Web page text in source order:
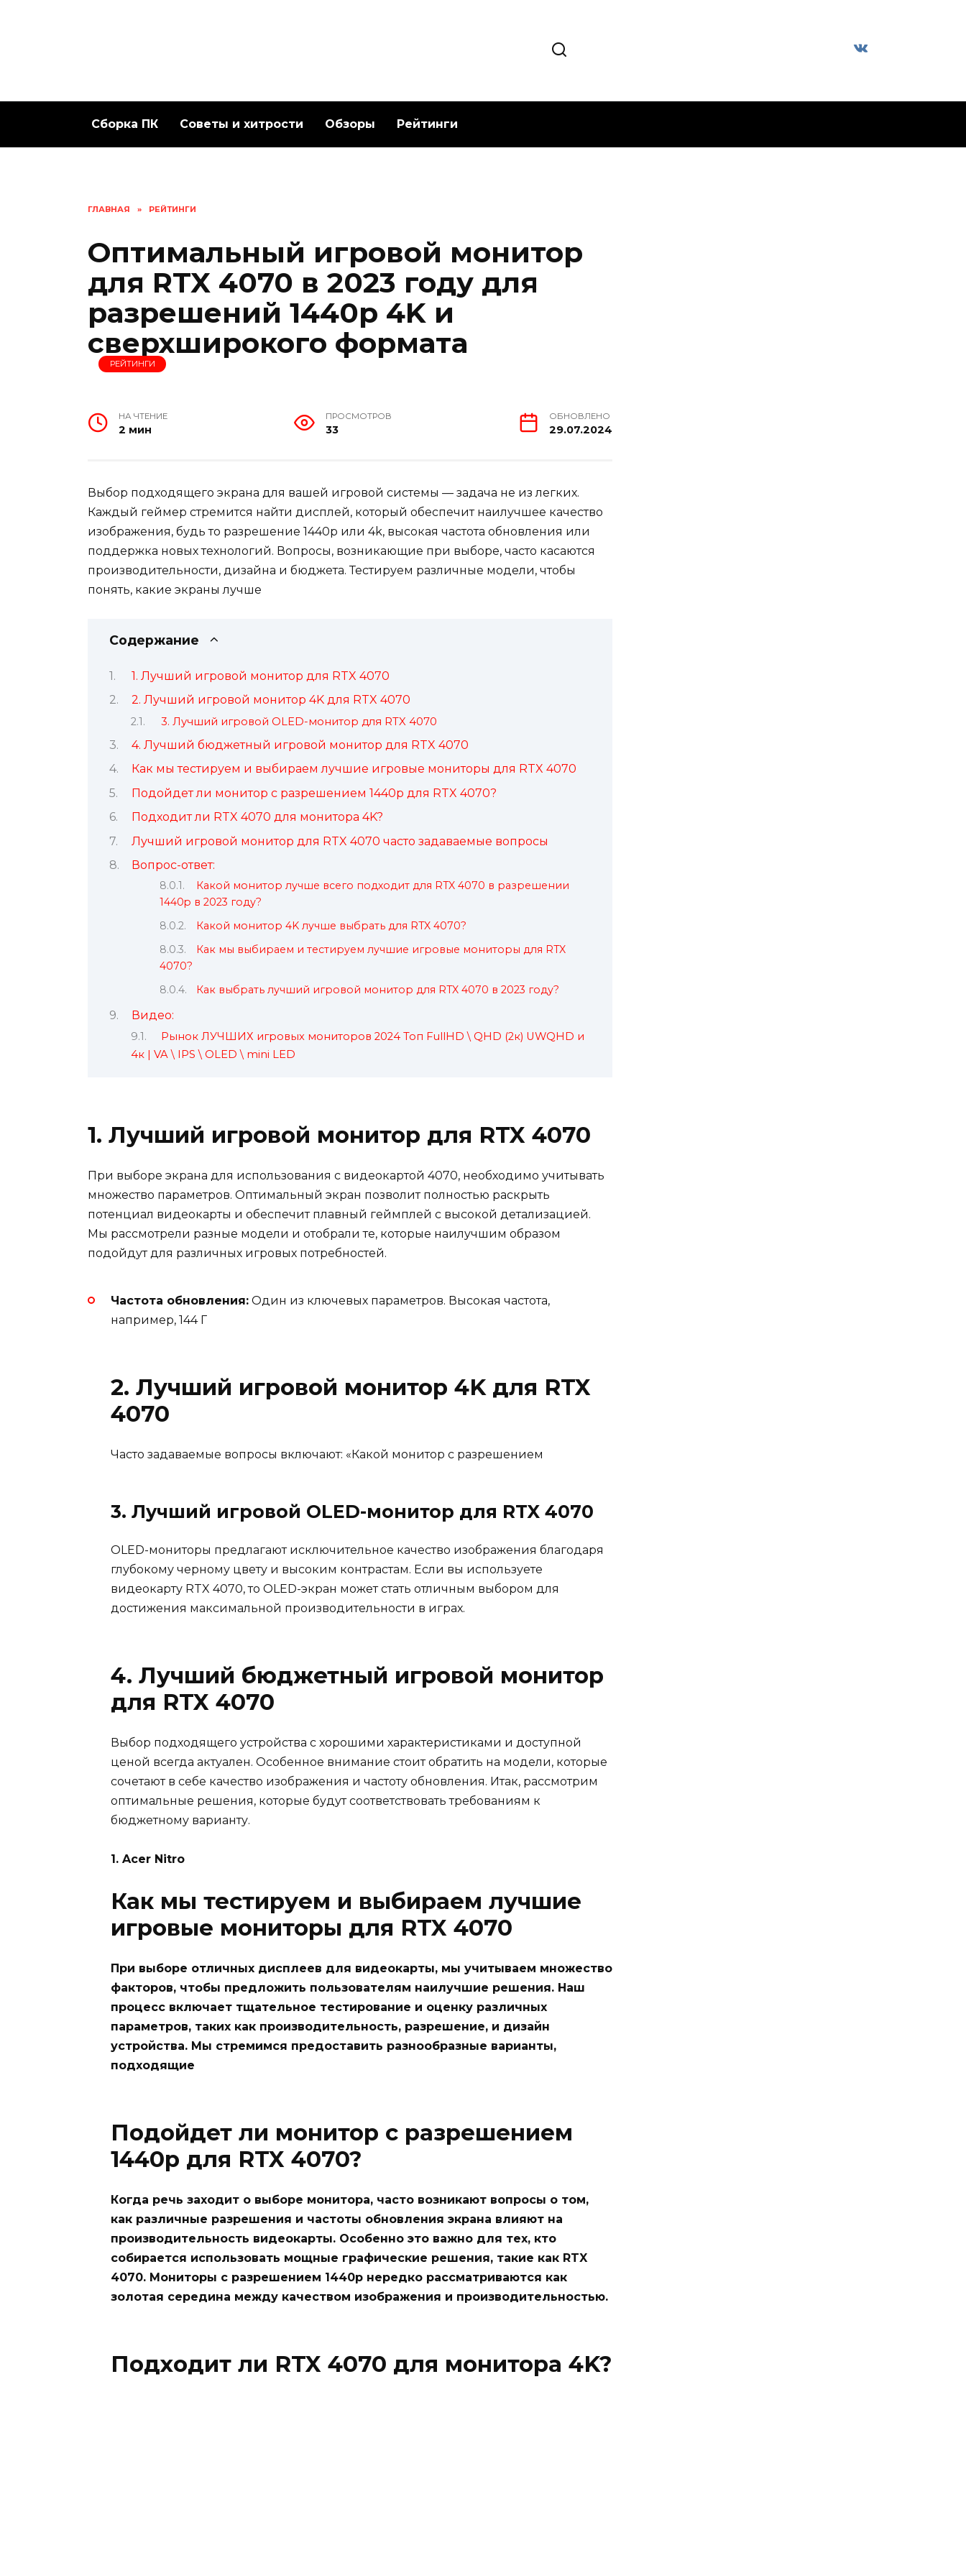
Сборка ПК Советы и хитрости Обзоры Рейтинги
ГЛАВНАЯ » РЕЙТИНГИ
Оптимальный игровой монитор
для RTX 4070 в 2023 году для
разрешений 1440p 4K и
сверхширокого формата
РЕЙТИНГИ
НА ЧТЕНИЕ
2 мин
ПРОСМОТРОВ
33
ОБНОВЛЕНО
29.07.2024
Выбор подходящего экрана для вашей игровой системы — задача не из легких.
Каждый геймер стремится найти дисплей, который обеспечит наилучшее качество
изображения, будь то разрешение 1440p или 4k, высокая частота обновления или
поддержка новых технологий. Вопросы, возникающие при выборе, часто касаются
производительности, дизайна и бюджета. Тестируем различные модели, чтобы
понять, какие экраны лучше
Содержание
1. Лучший игровой монитор для RTX 4070
2. Лучший игровой монитор 4K для RTX 4070
3. Лучший игровой OLED-монитор для RTX 4070
4. Лучший бюджетный игровой монитор для RTX 4070
Как мы тестируем и выбираем лучшие игровые мониторы для RTX 4070
Подойдет ли монитор с разрешением 1440p для RTX 4070?
Подходит ли RTX 4070 для монитора 4K?
Лучший игровой монитор для RTX 4070 часто задаваемые вопросы
Вопрос-ответ:
Какой монитор лучше всего подходит для RTX 4070 в разрешении
1440p в 2023 году?
Какой монитор 4K лучше выбрать для RTX 4070?
Как мы выбираем и тестируем лучшие игровые мониторы для RTX
4070?
Как выбрать лучший игровой монитор для RTX 4070 в 2023 году?
Видео:
Рынок ЛУЧШИХ игровых мониторов 2024 Топ FullHD \ QHD (2к) UWQHD и
4к | VA \ IPS \ OLED \ mini LED
1. Лучший игровой монитор для RTX 4070
При выборе экрана для использования с видеокартой 4070, необходимо учитывать
множество параметров. Оптимальный экран позволит полностью раскрыть
потенциал видеокарты и обеспечит плавный геймплей с высокой детализацией.
Мы рассмотрели разные модели и отобрали те, которые наилучшим образом
подойдут для различных игровых потребностей.
Частота обновления: Один из ключевых параметров. Высокая частота,
например, 144 Г
2. Лучший игровой монитор 4K для RTX
4070
Часто задаваемые вопросы включают: «Какой монитор с разрешением
3. Лучший игровой OLED-монитор для RTX 4070
OLED-мониторы предлагают исключительное качество изображения благодаря
глубокому черному цвету и высоким контрастам. Если вы используете
видеокарту RTX 4070, то OLED-экран может стать отличным выбором для
достижения максимальной производительности в играх.
4. Лучший бюджетный игровой монитор
для RTX 4070
Выбор подходящего устройства с хорошими характеристиками и доступной
ценой всегда актуален. Особенное внимание стоит обратить на модели, которые
сочетают в себе качество изображения и частоту обновления. Итак, рассмотрим
оптимальные решения, которые будут соответствовать требованиям к
бюджетному варианту.
1. Acer Nitro
Как мы тестируем и выбираем лучшие
игровые мониторы для RTX 4070
При выборе отличных дисплеев для видеокарты, мы учитываем множество
факторов, чтобы предложить пользователям наилучшие решения. Наш
процесс включает тщательное тестирование и оценку различных
параметров, таких как производительность, разрешение, и дизайн
устройства. Мы стремимся предоставить разнообразные варианты,
подходящие
Подойдет ли монитор с разрешением
1440p для RTX 4070?
Когда речь заходит о выборе монитора, часто возникают вопросы о том,
как различные разрешения и частоты обновления экрана влияют на
производительность видеокарты. Особенно это важно для тех, кто
собирается использовать мощные графические решения, такие как RTX
4070. Мониторы с разрешением 1440p нередко рассматриваются как
золотая середина между качеством изображения и производительностью.
Подходит ли RTX 4070 для монитора 4K?